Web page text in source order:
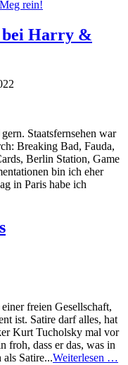
bei Harry &
Staatsfernsehen war
Breaking Bad, Fauda,
Berlin Station, Game
bin ich eher
in Paris habe ich
freien Gesellschaft,
ist. Satire darf alles, hat
Kurt Tucholsky mal vor
froh, dass er das, was in
Satire...Weiterlesen …